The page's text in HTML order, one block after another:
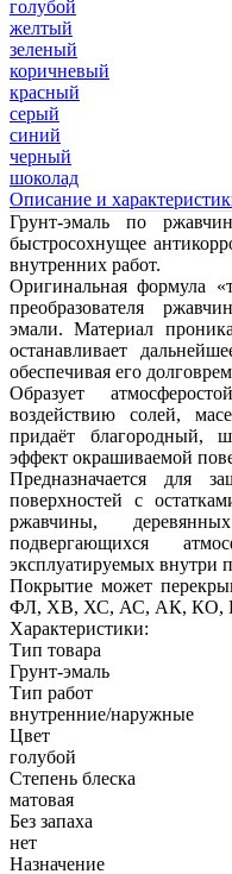
голубой
желтый
зеленый
коричневый
красный
серый
синий
черный
шоколад
Описание и
Грунт-эмаль по
быстросохнущее
внутренних работ.
Оригинальная формула
преобразователя
эмали. Материал
останавливает
обеспечивая его
Образует
воздействию солей,
придаёт благородный,
эффект окрашиваемой
Предназначается для
поверхностей с
ржавчины,
подвергающихся
эксплуатируемых внутри
Покрытие может
ФЛ, ХВ, ХС, АС, АК, КО,
Характеристики:
Тип товара
Грунт-эмаль
Тип работ
внутренние/наружные
Цвет
голубой
Степень блеска
матовая
Без запаха
нет
Назначение